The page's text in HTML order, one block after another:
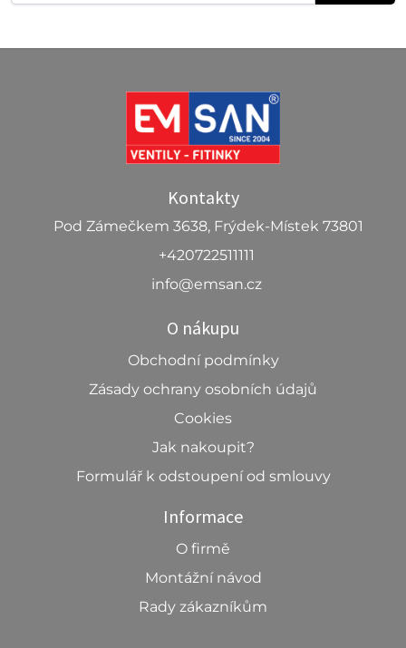
Kontakty
Pod Zámečkem 3638, Frýdek-Místek 73801
+420722511111
info@emsan.cz
O nákupu
Obchodní podmínky
Zásady ochrany osobních údajů
Cookies
Jak nakoupit?
Formulář k odstoupení od smlouvy
Informace
O firmě
Montážní návod
Rady zákazníkům